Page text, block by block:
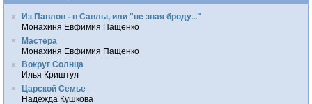
Из Павлов - в Савлы, или "не зная броду..."
Монахиня Евфимия Пащенко
Мастера
Монахиня Евфимия Пащенко
Вокруг Солнца
Илья Криштул
Царской Семье
Надежда Кушкова